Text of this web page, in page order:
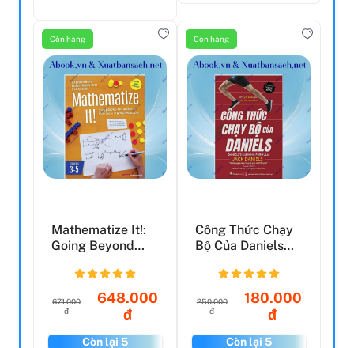
Còn hàng
Mathematize It!:
Going Beyond
Make Se...
671.000
đ
648.000
đ
Còn lại 5
Còn hàng
Công Thức Chạy
Bộ Của Daniels
250.000
đ
180.000
đ
Còn lại 5